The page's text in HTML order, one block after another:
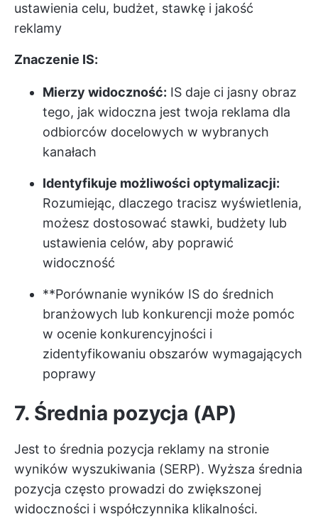
ustawienia celu, budżet, stawkę i jakość
reklamy
Znaczenie IS:
Mierzy widoczność: IS daje ci jasny obraz
tego, jak widoczna jest twoja reklama dla
odbiorców docelowych w wybranych
kanałach
Identyfikuje możliwości optymalizacji:
Rozumiejąc, dlaczego tracisz wyświetlenia,
możesz dostosować stawki, budżety lub
ustawienia celów, aby poprawić
widoczność
**Porównanie wyników IS do średnich
branżowych lub konkurencji może pomóc
w ocenie konkurencyjności i
zidentyfikowaniu obszarów wymagających
poprawy
7. Średnia pozycja (AP)
Jest to średnia pozycja reklamy na stronie
wyników wyszukiwania (SERP). Wyższa średnia
pozycja często prowadzi do zwiększonej
widoczności i współczynnika klikalności.